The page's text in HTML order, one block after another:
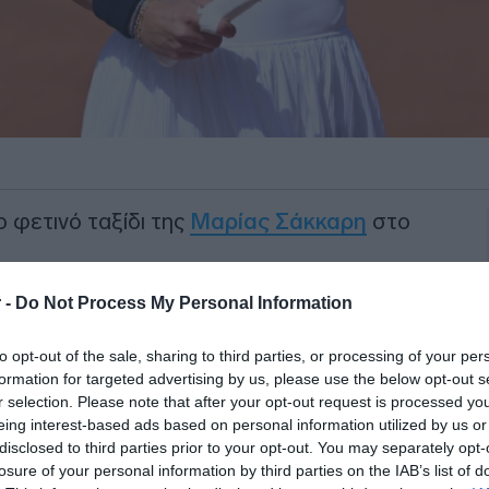
- Do Not Process My Personal Information
opt-out of the sale, sharing to third parties, or processing of your
for targeted advertising by us, please use the below opt-out
selection. Please note that after your opt-out request is processed
interest-based ads based on personal information utilized by us
to third parties prior to your opt-out. You may separately
of your personal information by third parties on the IAB’s list of
ταξίδι της Μαρίας Σάκκαρη στο
ακριβά ένα παρατεταμένο αγωνιστικό
στη Μάγια Τσβαλίνσκα να
σπουδαία πρόκριση για τη φάση των